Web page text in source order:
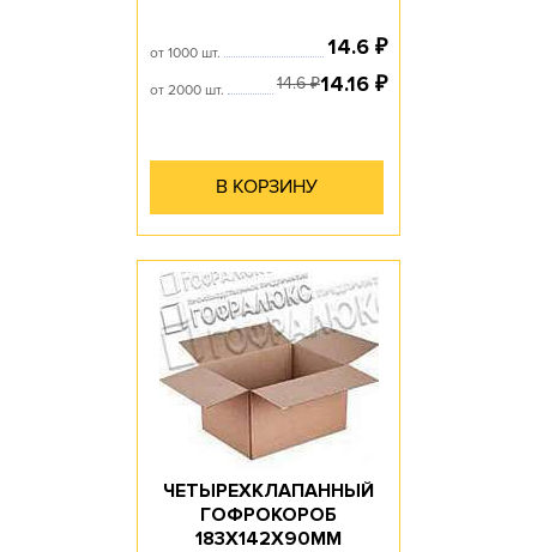
от 1000 шт. 14.6 ₽
от 2000 шт. 14.6₽14.16 ₽
В КОРЗИНУ
ЧЕТЫРЕХКЛАПАННЫЙ
ГОФРОКОРОБ
183Х142Х90ММ